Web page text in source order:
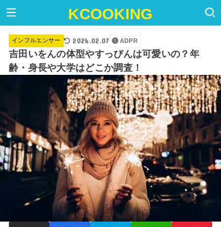
KCOOKING
インフルエンサー 2026.02.07 ADPR
吉田いをんの体型やすっぴんは可愛いの？年
齢・身長や大学はどこか調査！